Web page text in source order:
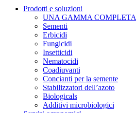
Prodotti e soluzioni
UNA GAMMA COMPLETA
Sementi
Erbicidi
Fungicidi
Insetticidi
Nematocidi
Coadiuvanti
Concianti per la semente
Stabilizzatori dell’azoto
Biologicals
Additivi microbiologici